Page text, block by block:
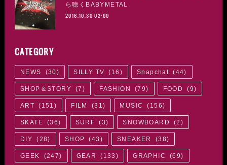
ら聴くBABYMETAL
2016.10.30 02:00
CATEGORY
NEWS (30) SILLY TV ( 16 ) Snapchat (44)
SHOP＆STORY (7 ) FASHION (79) FOOD (9)
ART ( 151 ) FILM (31 ) MUSIC ( 156)
SKATE (36) SURF (3) SNOWBOARD (2 )
DIY (28) SHOP (43 ) SNEAKER (38)
GEEK (247) GEAR ( 133 ) GRAPHIC (69)